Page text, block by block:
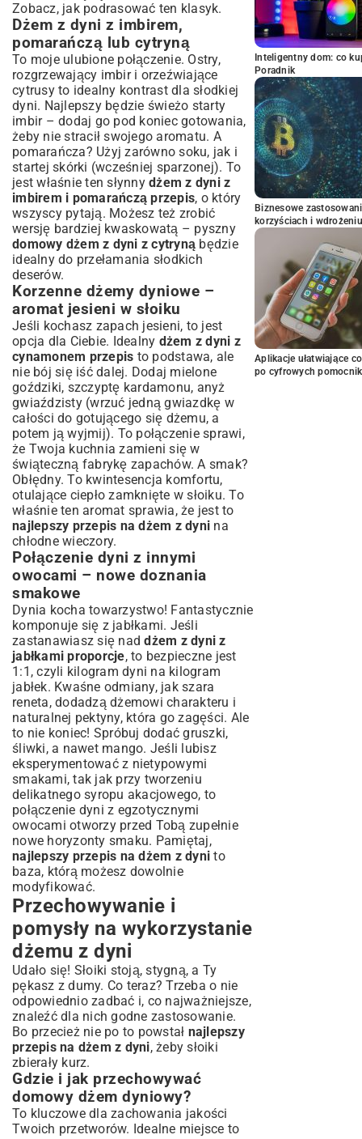
Zobacz, jak podrasować ten klasyk.
Dżem z dyni z imbirem,
pomarańczą lub cytryną
To moje ulubione połączenie. Ostry,
rozgrzewający imbir i orzeźwiające
cytrusy to idealny kontrast dla słodkiej
dyni. Najlepszy będzie świeżo starty
imbir – dodaj go pod koniec gotowania,
żeby nie stracił swojego aromatu. A
pomarańcza? Użyj zarówno soku, jak i
startej skórki (wcześniej sparzonej). To
jest właśnie ten słynny dżem z dyni z
imbirem i pomarańczą przepis, o który
wszyscy pytają. Możesz też zrobić
wersję bardziej kwaskowatą – pyszny
domowy dżem z dyni z cytryną będzie
idealny do przełamania słodkich
deserów.
Korzenne dżemy dyniowe –
aromat jesieni w słoiku
Jeśli kochasz zapach jesieni, to jest
opcja dla Ciebie. Idealny dżem z dyni z
cynamonem przepis to podstawa, ale
nie bój się iść dalej. Dodaj mielone
goździki, szczyptę kardamonu, anyż
gwiaździsty (wrzuć jedną gwiazdkę w
całości do gotującego się dżemu, a
potem ją wyjmij). To połączenie sprawi,
że Twoja kuchnia zamieni się w
świąteczną fabrykę zapachów. A smak?
Obłędny. To kwintesencja komfortu,
otulające ciepło zamknięte w słoiku. To
właśnie ten aromat sprawia, że jest to
najlepszy przepis na dżem z dyni na
chłodne wieczory.
Połączenie dyni z innymi
owocami – nowe doznania
smakowe
Dynia kocha towarzystwo! Fantastycznie
komponuje się z jabłkami. Jeśli
zastanawiasz się naddżem z dyni z
jabłkami proporcje, to bezpieczne jest
1:1, czyli kilogram dyni na kilogram
jabłek. Kwaśne odmiany, jak szara
reneta, dodadzą dżemowi charakteru i
naturalnej pektyny, która go zagęści. Ale
to nie koniec! Spróbuj dodać gruszki,
śliwki, a nawet mango. Jeśli lubisz
eksperymentować z nietypowymi
smakami, tak jak przy tworzeniu
delikatnego syropu akacjowego, to
połączenie dyni z egzotycznymi
owocami otworzy przed Tobą zupełnie
nowe horyzonty smaku. Pamiętaj,
najlepszy przepis na dżem z dyni to
baza, którą możesz dowolnie
modyfikować.
Przechowywanie i
pomysły na wykorzystanie
dżemu z dyni
Udało się! Słoiki stoją, stygną, a Ty
pękasz z dumy. Co teraz? Trzeba o nie
odpowiednio zadbać i, co najważniejsze,
znaleźć dla nich godne zastosowanie.
Bo przecież nie po to powstał najlepszy
przepis na dżem z dyni, żeby słoiki
zbierały kurz.
Gdzie i jak przechowywać
domowy dżem dyniowy?
To kluczowe dla zachowania jakości
Twoich przetworów. Idealne miejsce to
Inteligentny dom: co
Poradnik
Biznesowe
korzyściach i wdrożeniu
Aplikacje ułatwiające
po cyfrowych